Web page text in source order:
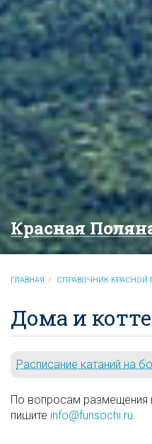
Красная
ГЛАВНАЯ СПРАВОЧНИК КРАСНОЙ
Дома и
Расписание катаний на
По вопросам размещения
пишите info@funsochi.ru.